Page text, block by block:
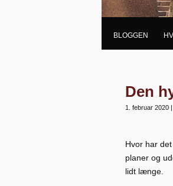
BLOGGEN
Den
1. februar 2020 |
Hvor har
planer og
lidt længe.